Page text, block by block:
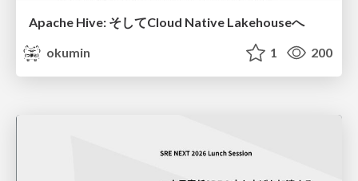
Apache Hive: そしてCloud Native Lakehouseへ
okumin
1 200